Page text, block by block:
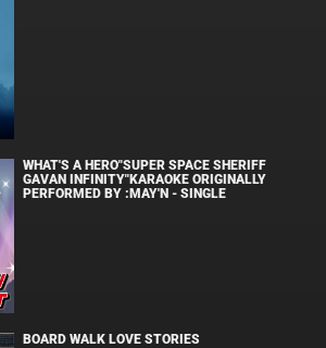
WHAT'S A HERO"SUPER SPACE SHERIFF
GAVAN INFINITY"KARAOKE ORIGINALLY
PERFORMED BY :MAY'N - SINGLE
BOARD WALK LOVE STORIES